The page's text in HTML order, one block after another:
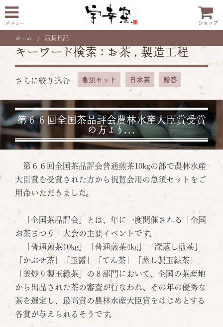
メニュー ショップ
ホーム 店長日記
キーワード検索 : お茶 , 製造工程
さらに絞り込む 急須セット 日本茶 贈答
第６６回全国茶品評会農林水産大臣賞受賞
の方より...
第６６回全国茶品評会普通煎茶10kgの部で農林水産
大臣賞を受賞された方から祝賀会用の急須セットをご
用命いただきました。
「全国茶品評会」とは、年に一度開催される「全国
お茶まつり」大会の主要イベントです。
「普通煎茶10kg」「普通煎茶4kg」「深蒸し煎茶」
「かぶせ茶」「玉露」「てん茶」「蒸し製玉緑茶」
「釜炒り製玉緑茶」の８部門において、全国の茶産地
から出品された茶の審査が行なわれ、その年の優秀な
茶を選定し、最高賞の農林水産大臣賞をはじめとする
各賞が与えられるそうです。